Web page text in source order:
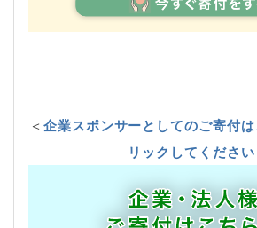
＜企業スポンサーとしてのご寄付
リックしてください